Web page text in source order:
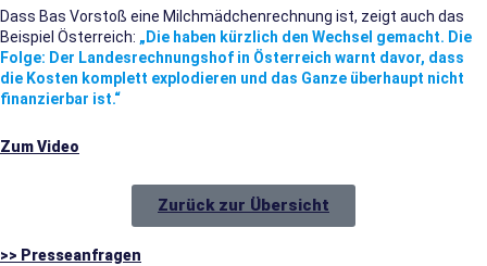
Dass Bas Vorstoß eine Milchmädchenrechnung ist, zeigt auch das
Beispiel Österreich: „Die haben kürzlich den Wechsel gemacht. Die
Folge: Der Landesrechnungshof in Österreich warnt davor, dass
die Kosten komplett explodieren und das Ganze überhaupt nicht
finanzierbar ist.“
Zum Video
Zurück zur Übersicht
>> Presseanfragen